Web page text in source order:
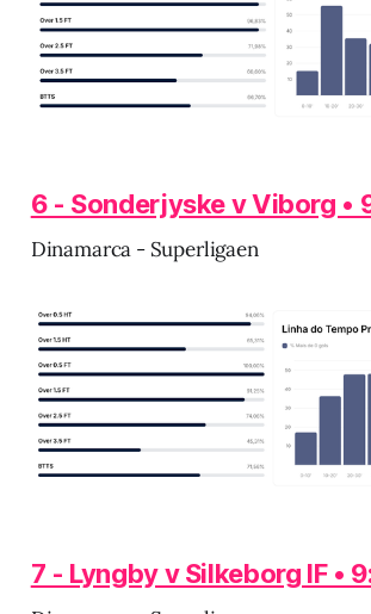
6 - Sonderjyske v Viborg •
Dinamarca - Superligaen
7 - Lyngby v Silkeborg IF •